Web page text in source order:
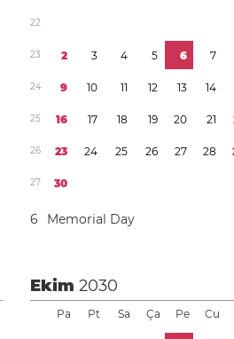
22
23 2 3 4 5 6 7
24 9 10 11 12 13 14
25 16 17 18 19 20 21
26 23 24 25 26 27 28
27 30
6 Memorial Day
Ekim2030
Pa Pt Sa Ça Pe Cu